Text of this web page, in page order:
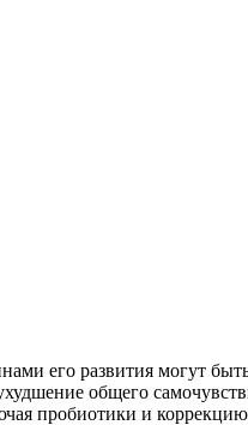
его развития могут
общего
пробиотики и